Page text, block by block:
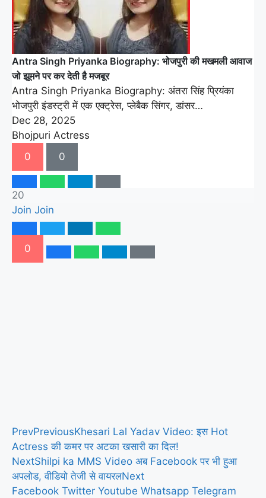
Antra Singh Priyanka Biography: भोजपुरी की मखमली आवाज
जो झूमने पर कर देती है मजबूर
Antra Singh Priyanka Biography: अंतरा सिंह प्रियंका
भोजपुरी इंडस्ट्री में एक एक्ट्रेस, प्लेबैक सिंगर, डांसर…
Dec 28, 2025
Bhojpuri Actress
0
0
20
Join Join
0
PrevPreviousKhesari Lal Yadav Video: इस Hot
Actress की कमर पर अटका खसारी का दिल!
NextShilpi ka MMS Video अब Facebook पर भी हुआ
अपलोड, वीडियो तेजी से वायरलNext
Facebook Twitter Youtube Whatsapp Telegram